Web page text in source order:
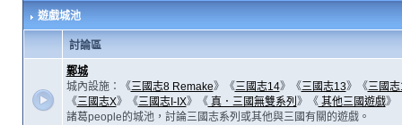
遊戲城池
討論區
鄴城
城內設施：《三國志8 Remake》《三國志14》《三國志13》《三國
《三國志X》《三國志I-IX》《真．三國無雙系列 》《其他三國遊戲》
諸葛people的城池，討論三國志系列或其他與三國有關的遊戲。